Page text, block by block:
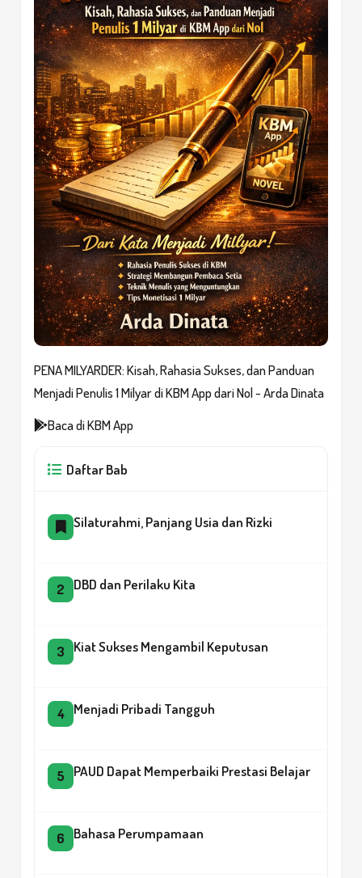
PENA MILYARDER: Kisah, Rahasia Sukses, dan Panduan
Menjadi Penulis 1 Milyar di KBM App dari Nol - Arda Dinata
Baca di KBM App
Daftar Bab
Silaturahmi, Panjang Usia dan Rizki
2 DBD dan Perilaku Kita
3 Kiat Sukses Mengambil Keputusan
4 Menjadi Pribadi Tangguh
5 PAUD Dapat Memperbaiki Prestasi Belajar
6 Bahasa Perumpamaan